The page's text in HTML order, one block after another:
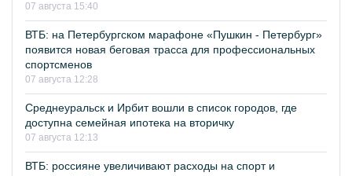
07 августа 15:40
ВТБ: на Петербургском марафоне «Пушкин - Петербург»
появится новая беговая трасса для профессиональных
спортсменов
07 августа 12:28
Среднеуральск и Ирбит вошли в список городов, где
доступна семейная ипотека на вторичку
07 августа 12:13
ВТБ: россияне увеличивают расходы на спорт и